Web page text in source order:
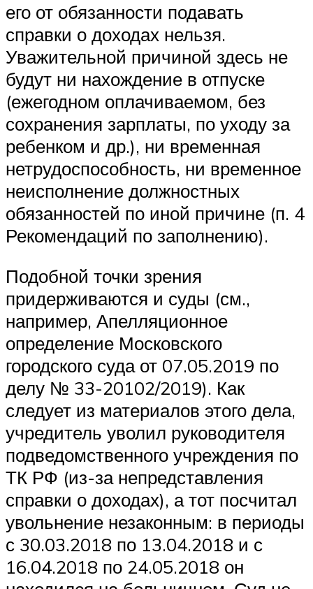
его от обязанности подавать
справки о доходах нельзя.
Уважительной причиной здесь не
будут ни нахождение в отпуске
(ежегодном оплачиваемом, без
сохранения зарплаты, по уходу за
ребенком и др.), ни временная
нетрудоспособность, ни временное
неисполнение должностных
обязанностей по иной причине (п. 4
Рекомендаций по заполнению).
Подобной точки зрения
придерживаются и суды (см.,
например, Апелляционное
определение Московского
городского суда от 07.05.2019 по
делу № 33-20102/2019). Как
следует из материалов этого дела,
учредитель уволил руководителя
подведомственного учреждения по
ТК РФ (из-за непредставления
справки о доходах), а тот посчитал
увольнение незаконным: в периоды
с 30.03.2018 по 13.04.2018 и с
16.04.2018 по 24.05.2018 он